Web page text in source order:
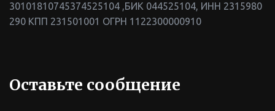
30101810745374525104 ,БИК 044525104, ИНН 2315980
290 КПП 231501001 ОГРН 1122300000910
Оставьте сообщение